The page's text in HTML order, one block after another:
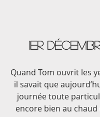
1er
Quand Tom ouvrit les
il savait que
journée toute
encore bien au